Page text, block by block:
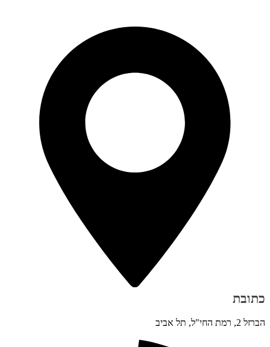
כתובת
הברזל 2, רמת החי"ל, תל אביב